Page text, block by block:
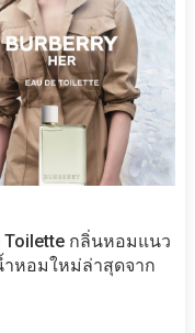
Toilette กลิ่นหอมแนว
หอมใหม่ล่าสุดจาก